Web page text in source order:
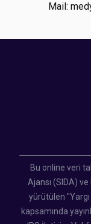
Mail:
Bu online veri
Ajansı (SIDA)
yürütülen
kapsamında